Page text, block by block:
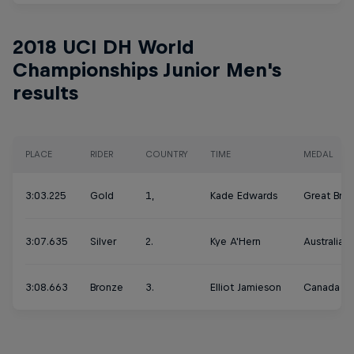
2018 UCI DH World
Championships Junior Men's
results
PLACE RIDER COUNTRY TIME MEDAL
3:03.225 Gold 1, Kade Edwards Great
3:07.635 Silver 2. Kye A'Hern Australia
3:08.663 Bronze 3. Elliot Jamieson Canada